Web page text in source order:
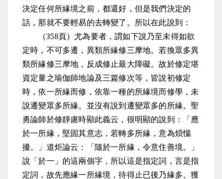
決定任何所緣境之前，都還好，但是我們決定的
話，那就不要輕易的去轉變了。所以在此說到：
（358頁）尤為要者，謂如下說乃至未得如欲
定時，不可多遷，異類所緣修三摩地。若換眾多異
類所緣修三摩地，反成修止最大障礙。故於修定堪
資定量之瑜伽師地論及三篇修次等，皆說初修定
時，依一所緣而修，依靠一種的所緣境而修學，未
說遷變眾多所緣。並沒有說到遷變眾多的所緣。聖
勇論師於修靜慮時顯此義云，很明顯的說到：「應
於一所緣，堅固其意志，若轉多所緣，意為煩惱
擾。」道炬論云：「隨於一所緣，令意住善境。」
說「於一」的這兩個字，所以這是指定詞，言是指
定詞，故先應緣一所緣境，待得止已後乃緣多。獲